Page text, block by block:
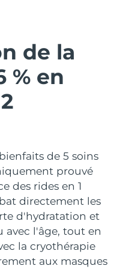
de la
% en
de 5 soins
prouvé
des rides en 1
directement les
d'hydratation et
avec l'âge, tout en
la cryothérapie
aux masques
massage
Lifting
on-the-go
& lips
smoothing device
red light therapy
toothbrush
sonic toothbrush
ÂGE
Traitements LED
NEW
Livraison estimée
Livraison estimée
Livraison estimée
Livraison estimée8/17/26
Livraison estimée8/12/26
Livraison estimée8/16/26
Livraison estimée8/16/26